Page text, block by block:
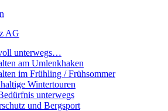
AG
unterwegs…
am Umlenkhaken
im Frühling / Frühsommer
Wintertouren
unterwegs
und Bergsport